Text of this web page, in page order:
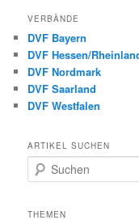
VERBÄNDE
DVF Bayern
DVF Hessen/
DVF Nordmark
DVF Saarland
DVF Westfalen
ARTIKEL SUCHEN
u
h
THEMEN